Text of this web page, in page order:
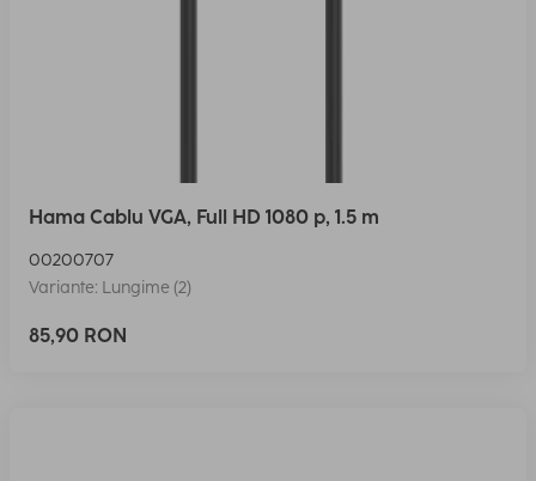
Hama Cablu VGA, Full HD 1080 p, 1.5 m
00200707
Variante: Lungime (2)
85,90 RON